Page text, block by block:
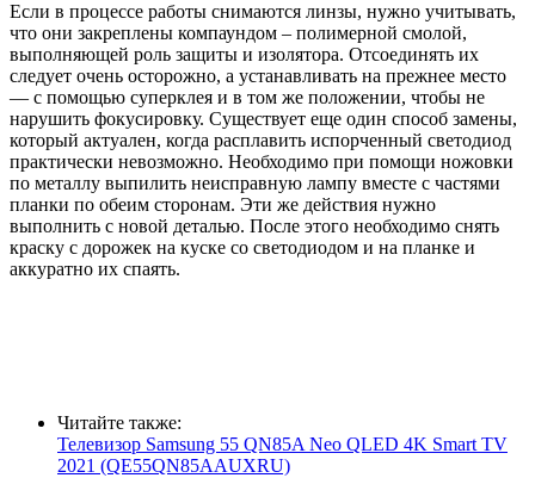
Если в процессе работы снимаются линзы, нужно учитывать,
что они закреплены компаундом – полимерной смолой,
выполняющей роль защиты и изолятора. Отсоединять их
следует очень осторожно, а устанавливать на прежнее место
— с помощью суперклея и в том же положении, чтобы не
нарушить фокусировку. Существует еще один способ замены,
который актуален, когда расплавить испорченный светодиод
практически невозможно. Необходимо при помощи ножовки
по металлу выпилить неисправную лампу вместе с частями
планки по обеим сторонам. Эти же действия нужно
выполнить с новой деталью. После этого необходимо снять
краску с дорожек на куске со светодиодом и на планке и
аккуратно их спаять.
Читайте также:
Телевизор Samsung 55 QN85A Neo QLED 4K Smart TV
2021 (QE55QN85AAUXRU)